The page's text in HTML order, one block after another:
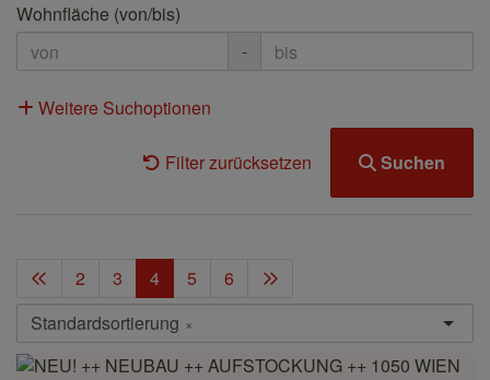
Wohnfläche (von/bis)
-
Weitere Suchoptionen
Filter zurücksetzen Suchen
2 3 4 5
6
Standardsortierung ×